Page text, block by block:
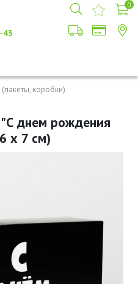
43
0
коробки)
днем рождения
х 7 см)